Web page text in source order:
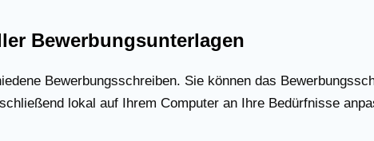
Bewerbungsunterlagen
Bewerbungsschreiben. Sie können das
lokal auf Ihrem Computer an Ihre Bedürfnisse